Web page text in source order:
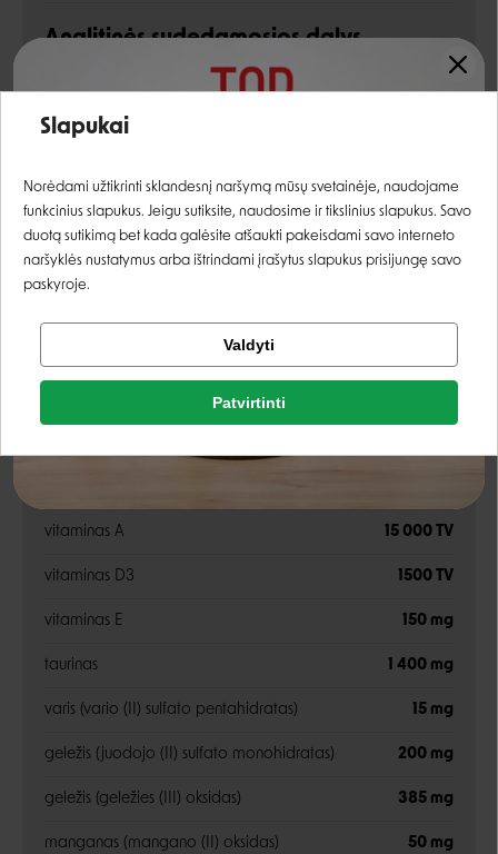
Rašyti atsiliepimą
Analitinės sudedamosios dalys
žali pelenai 7,2%
žalia ląsteliena 1,9%
kalcis
fosforas 0,9%
natris 0,45%
vitaminas A 15 000 TV
vitaminas D3 1500 TV
vitaminas E 150 mg
taurinas 1 400 mg
varis (vario (II) sulfato pentahidratas) 15 mg
geležis (juodojo (II) sulfato monohidratas) 200 mg
geležis (geležies (III) oksidas) 385 mg
manganas (mangano (II) oksidas) 50 mg
Rašyti atsiliepimą
Registruotis
Facebook
Negalite prisijungti prie paskyros?
Slapukai
Norėdami užtikrinti sklandesnį naršymą mūsų svetainėje, naudojame
funkcinius slapukus. Jeigu sutiksite, naudosime ir tikslinius slapukus. Savo
duotą sutikimą bet kada galėsite atšaukti pakeisdami savo interneto
naršyklės nustatymus arba ištrindami įrašytus slapukus prisijungę savo
paskyroje.
Valdyti
Patvirtinti